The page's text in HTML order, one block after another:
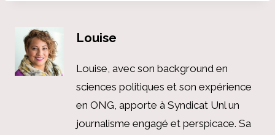
Louise
Louise, avec son background en
sciences politiques et son expérience
en ONG, apporte à Syndicat Unl un
journalisme engagé et perspicace. Sa